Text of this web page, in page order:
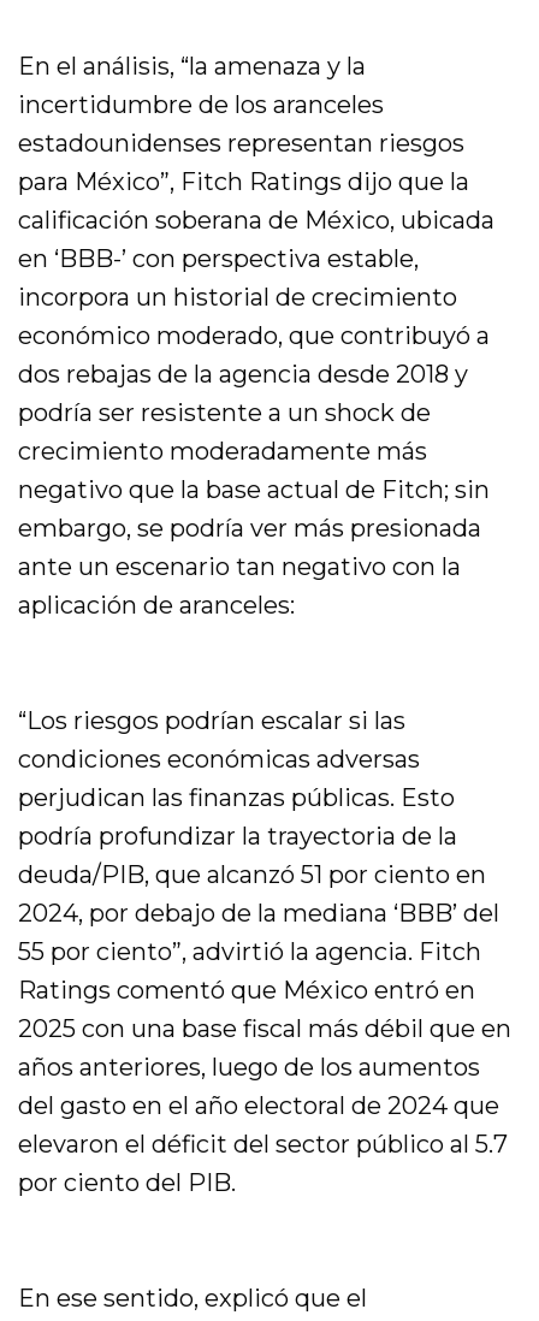
En el análisis, “la amenaza y la
incertidumbre de los aranceles
estadounidenses representan riesgos
para México”, Fitch Ratings dijo que la
calificación soberana de México, ubicada
en ‘BBB-’ con perspectiva estable,
incorpora un historial de crecimiento
económico moderado, que contribuyó a
dos rebajas de la agencia desde 2018 y
podría ser resistente a un shock de
crecimiento moderadamente más
negativo que la base actual de Fitch; sin
embargo, se podría ver más presionada
ante un escenario tan negativo con la
aplicación de aranceles:
“Los riesgos podrían escalar si las
condiciones económicas adversas
perjudican las finanzas públicas. Esto
podría profundizar la trayectoria de la
deuda/PIB, que alcanzó 51 por ciento en
2024, por debajo de la mediana ‘BBB’ del
55 por ciento”, advirtió la agencia. Fitch
Ratings comentó que México entró en
2025 con una base fiscal más débil que en
años anteriores, luego de los aumentos
del gasto en el año electoral de 2024 que
elevaron el déficit del sector público al 5.7
por ciento del PIB.
En ese sentido, explicó que el